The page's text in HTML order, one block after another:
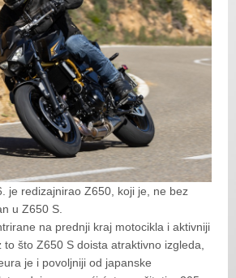
je redizajnirao Z650, koji je, ne bez
u Z650 S.
na prednji kraj motocikla i aktivniji
što Z650 S doista atraktivno izgleda,
je i povoljniji od japanske